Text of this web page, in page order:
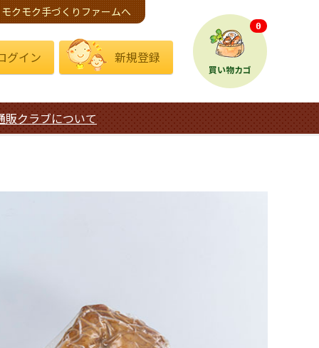
モクモク手づくりファームへ
グイン 新規登録
買い物カゴ
0
クラブについて